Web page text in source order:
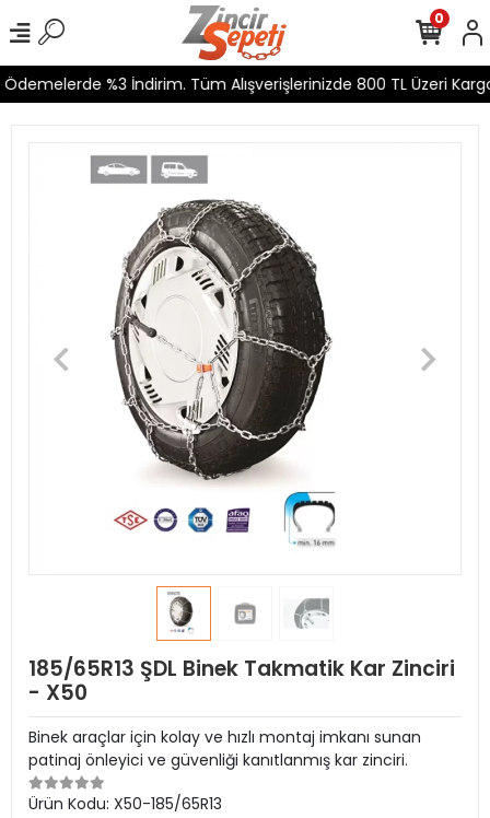
%3 İndirim. Tüm Alışverişlerinizde 800 TL Üzeri
0
185/65R13 ŞDL Binek Takmatik Kar Zinciri
- X50
Binek araçlar için kolay ve hızlı montaj imkanı sunan
patinaj önleyici ve güvenliği kanıtlanmış kar zinciri.
Ürün Kodu: X50-185/65R13